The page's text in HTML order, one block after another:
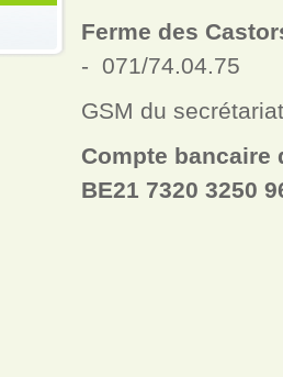
Ferme des
- 071/74.04.75
GSM du
Compte bancaire
BE21 7320 3250